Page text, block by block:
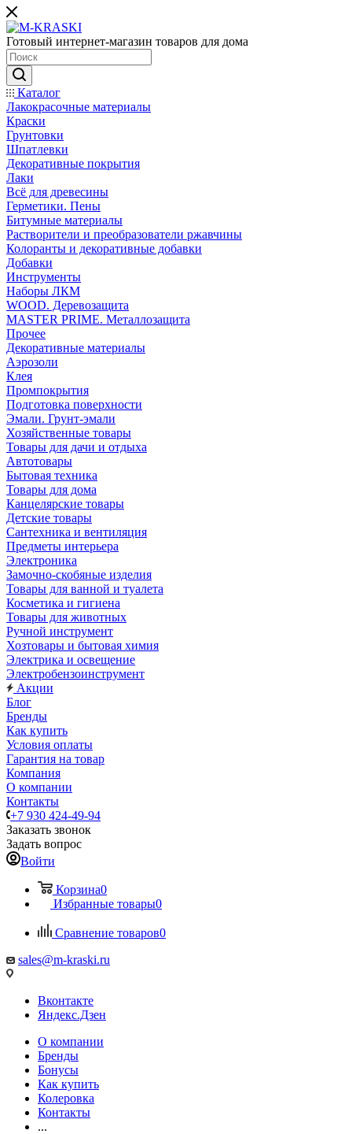
Готовый интернет-магазин товаров для дома
Каталог
Лакокрасочные материалы
Краски
Грунтовки
Шпатлевки
Декоративные покрытия
Лаки
Всё для древесины
Герметики. Пены
Битумные материалы
Растворители и преобразователи ржавчины
Колоранты и декоративные добавки
Добавки
Инструменты
Наборы ЛКМ
WOOD. Деревозащита
MASTER PRIME. Металлозащита
Прочее
Декоративные материалы
Аэрозоли
Клея
Промпокрытия
Подготовка поверхности
Эмали. Грунт-эмали
Хозяйственные товары
Товары для дачи и отдыха
Автотовары
Бытовая техника
Товары для дома
Канцелярские товары
Детские товары
Сантехника и вентиляция
Предметы интерьера
Электроника
Замочно-скобяные изделия
Товары для ванной и туалета
Косметика и гигиена
Товары для животных
Ручной инструмент
Хозтовары и бытовая химия
Электрика и освещение
Электробензоинструмент
Акции
Блог
Бренды
Как купить
Условия оплаты
Гарантия на товар
Компания
О компании
Контакты
+7 930 424-49-94
Заказать звонок
Задать вопрос
Войти
Корзина0
Избранные товары0
Сравнение товаров0
sales@m-kraski.ru
Вконтакте
Яндекс.Дзен
О компании
Бренды
Бонусы
Как купить
Колеровка
Контакты
...